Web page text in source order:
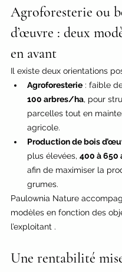
Agroforesterie ou
d’œuvre : deux
en avant
Il existe deux orientations
Agroforesterie : faible
100 arbres/ha, pour
parcelles tout en
agricole.
Production de bois
plus élevées, 400 à 650
afin de maximiser la
grumes.
Paulownia Nature
modèles en fonction des
l’exploitant .
Une rentabilité